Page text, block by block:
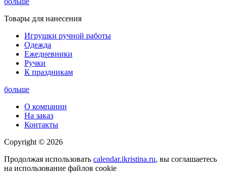
Товары для нанесения
Игрушки ручной работы
Одежда
Ежедневники
Ручки
К праздникам
больше
О компании
На заказ
Контакты
Copyright © 2026
Продолжая использовать calendar.ikristina.ru, вы соглашаетесь
на использование файлов cookie